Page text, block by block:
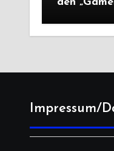
Impressum/